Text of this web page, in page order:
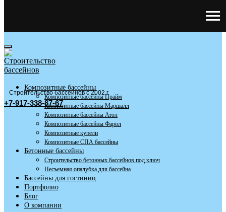
Строительство бассейнов с 2002 г
+7-917-338-87-67
Композитные бассейны
Композитные бассейны Прайм
Композитные бассейны Маршалл
Композитные бассейны Атол
Композитные бассейны Фарол
Композитные купели
Композитные СПА бассейны
Бетонные бассейны
Строительство бетонных бассейнов под ключ
Несъемная опалубка для бассейна
Бассейны для гостиниц
Портфолио
Блог
О компании